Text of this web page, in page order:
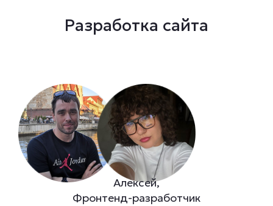
Разработка сайта
Алексей,
Фронтенд-разработчик